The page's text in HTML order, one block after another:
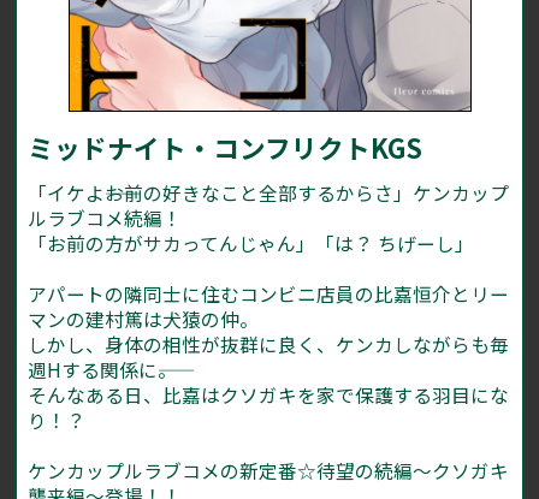
ミッドナイト・コンフリクトKGS
「イケよ――お前の好きなこと全部するからさ」ケンカップ
ルラブコメ続編！
「お前の方がサカってんじゃん」「は？ ちげーし」
アパートの隣同士に住むコンビニ店員の比嘉恒介とリー
マンの建村篤は犬猿の仲。
しかし、身体の相性が抜群に良く、ケンカしながらも毎
週Hする関係に――。
そんなある日、比嘉はクソガキを家で保護する羽目にな
り！？
ケンカップルラブコメの新定番☆待望の続編～クソガキ